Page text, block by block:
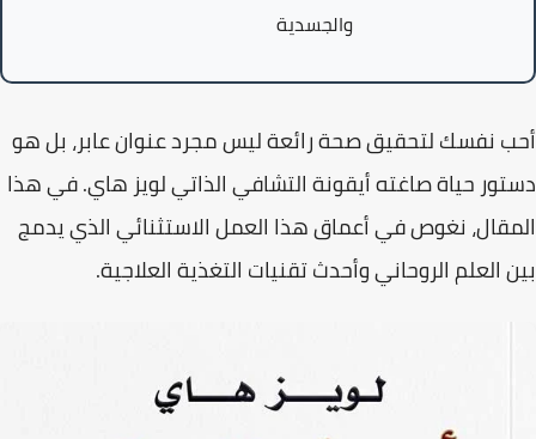
والجسدية
أحب نفسك لتحقيق صحة رائعةليس مجرد عنوان عابر، بل هو
دستور حياة صاغته أيقونة التشافي الذاتيلويز هاي. في هذا
المقال، نغوص في أعماق هذا العمل الاستثنائي الذي يدمج
بين العلم الروحاني وأحدث تقنيات التغذية العلاجية.